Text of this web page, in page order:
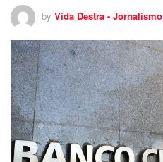
by Vida Destra - Jornalismo